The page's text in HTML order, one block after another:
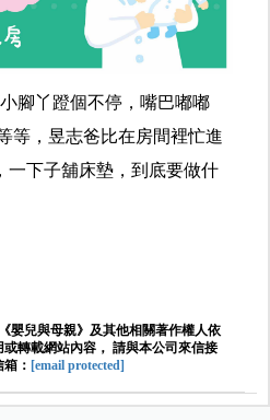
腳丫蹬個不停，嘴巴嘟嘟
等，昱志爸比在房間裡忙進
一下子舖床墊，到底要做什
嬰兒與母親》及其他相關著作權人依
轉載網站內容， 請與本公司來信接
： [email protected]